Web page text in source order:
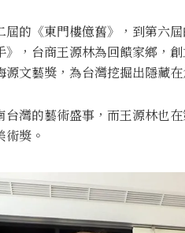
的《東門樓億舊》，到第六
，台商王源林為回饋家鄉，
文藝獎，為台灣挖掘出隱藏
灣的藝術盛事，而王源林也
獎。